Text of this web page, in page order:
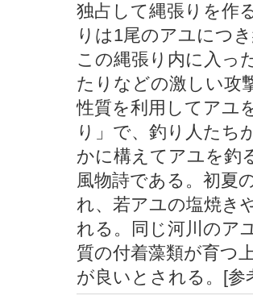
独占して縄張りを作
りは1尾のアユにつ
この縄張り内に入っ
たりなどの激しい攻
性質を利用してアユ
り」で、釣り人たち
かに構えてアユを釣
風物詩である。初夏
れ、若アユの塩焼き
れる。同じ河川のア
質の付着藻類が育つ
が良いとされる。[参